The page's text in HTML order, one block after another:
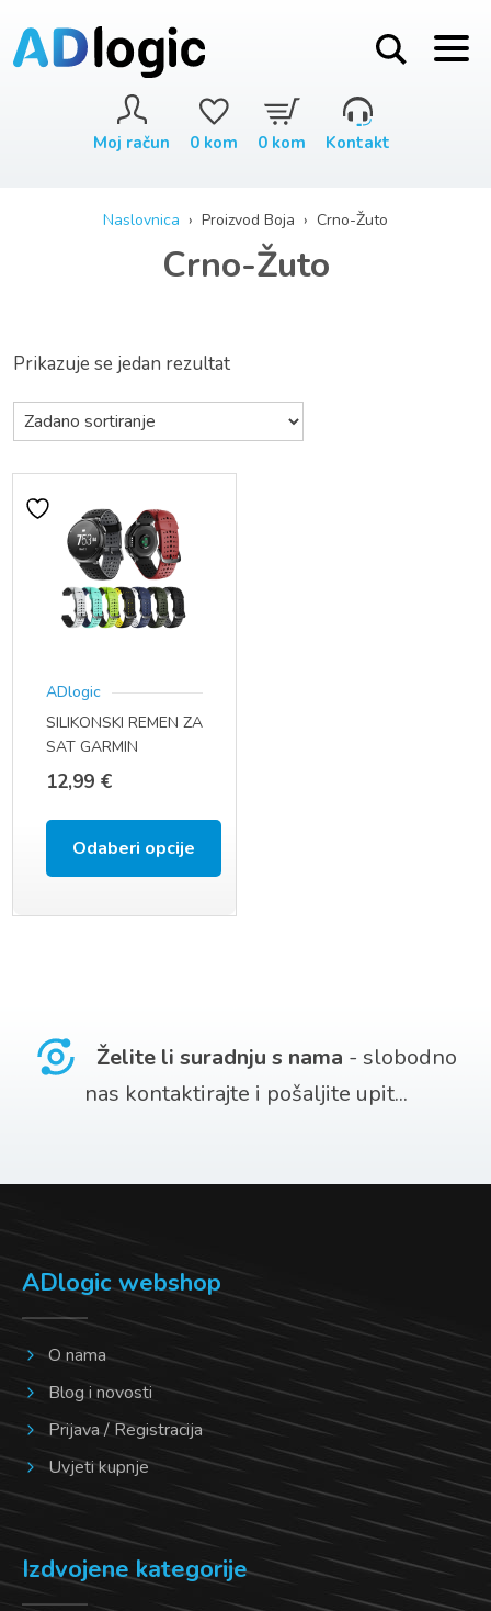
Moj račun 0 kom 0 kom Kontakt
Naslovnica › Proizvod Boja › Crno-Žuto
Crno-Žuto
Prikazuje se jedan rezultat
ADlogic
SILIKONSKI REMEN ZA
SAT GARMIN
FORERUNNER 735XT
630 620 230 235 220
12,99 €
Odaberi opcije
varijanti.
Opcije
odabrati
stranici
proizvoda
Želite li suradnju s nama - slobodno
nas kontaktirajte i pošaljite upit...
ADlogic webshop
O nama
Blog i novosti
Prijava / Registracija
Uvjeti kupnje
Izdvojene kategorije